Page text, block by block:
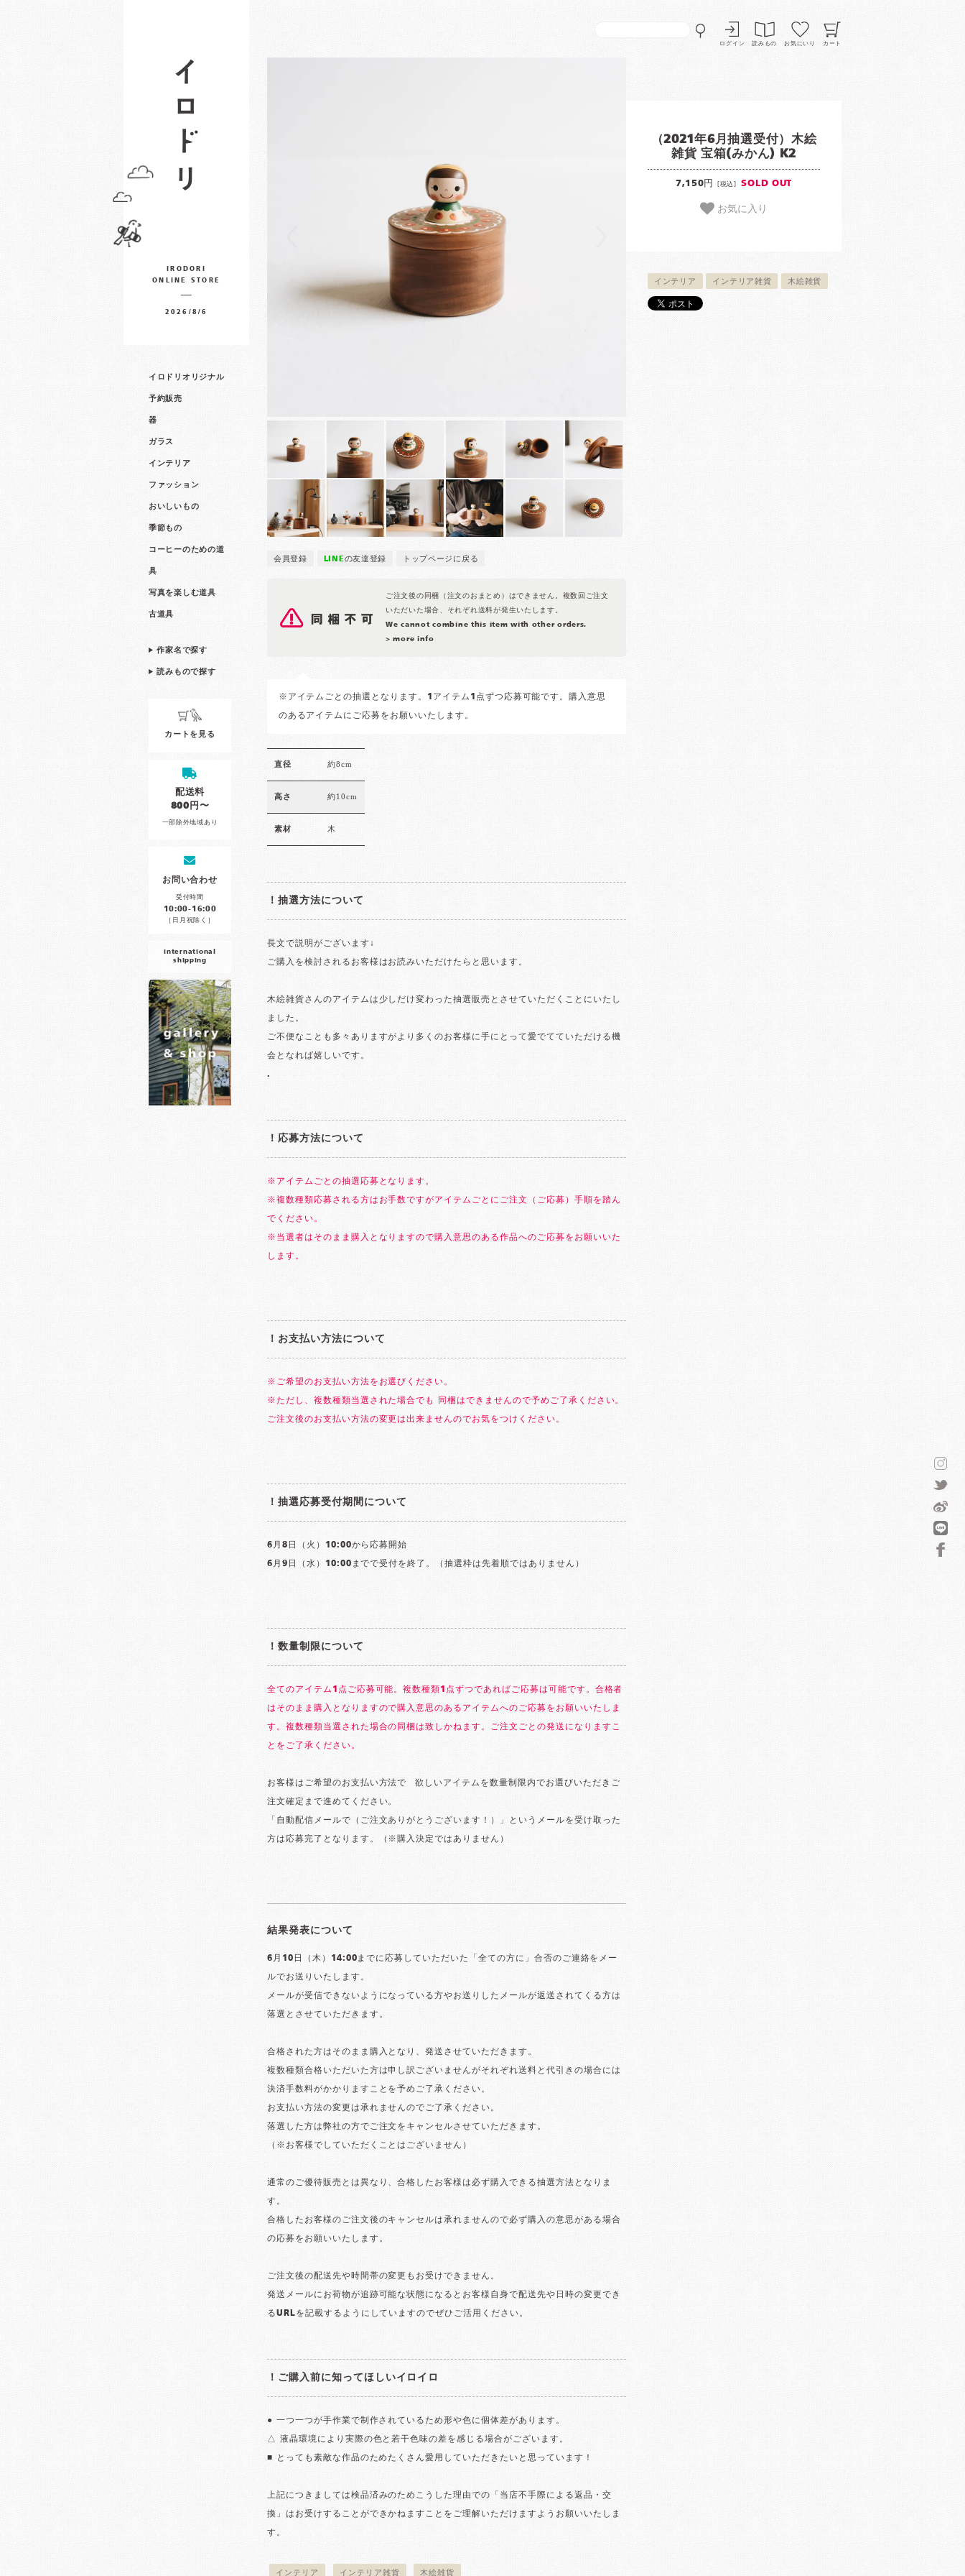
ログイン 読みもの お気にいり カート
IRODORI
ONLINE STORE
2026/8/6
イロドリオリジナル
予約販売
器
ガラス
インテリア
ファッション
おいしいもの
季節もの
コーヒーのための道
具
写真を楽しむ道具
古道具
作家名で探す
読みもので探す
カートを見る
配送料
800円〜
一部除外地域あり
お問い合わせ
受付時間
10:00-16:00
［日月祝除く］
international
shipping
会員登録 LINEの友達登録 トップページに戻る
ご注文後の同梱（注文のおまとめ）はできません。複数回ご注文
いただいた場合、それぞれ送料が発生いたします。
We cannot combine this item with other orders.
> more info
（2021年6月抽選受付）木絵
雑貨 宝箱(みかん) K2
7,150円 [税込] SOLD OUT
お気に入り
インテリア インテリア雑貨 木絵雑貨
※アイテムごとの抽選となります。1アイテム1点ずつ応募可能です。購入意思
のあるアイテムにご応募をお願いいたします。
直径 約8cm
高さ 約10cm
素材 木
！抽選方法について
長文で説明がございます↓
ご購入を検討されるお客様はお読みいただけたらと思います。
木絵雑貨さんのアイテムは少しだけ変わった抽選販売とさせていただくことにいたし
ました。
ご不便なことも多々ありますがより多くのお客様に手にとって愛でてていただける機
会となれば嬉しいです。
.
！応募方法について
※アイテムごとの抽選応募となります。
※複数種類応募される方はお手数ですがアイテムごとにご注文（ご応募）手順を踏ん
でください。
※当選者はそのまま購入となりますので購入意思のある作品へのご応募をお願いいた
します。
！お支払い方法について
※ご希望のお支払い方法をお選びください。
※ただし、複数種類当選された場合でも 同梱はできませんので予めご了承ください。
ご注文後のお支払い方法の変更は出来ませんのでお気をつけください。
！抽選応募受付期間について
6月8日（火）10:00から応募開始
6月9日（水）10:00までで受付を終了。（抽選枠は先着順ではありません）
！数量制限について
全てのアイテム1点ご応募可能。複数種類1点ずつであればご応募は可能です。合格者
はそのまま購入となりますので購入意思のあるアイテムへのご応募をお願いいたしま
す。複数種類当選された場合の同梱は致しかねます。ご注文ごとの発送になりますこ
とをご了承ください。
お客様はご希望のお支払い方法で゙欲しいアイテムを数量制限内でお選びいただきご
注文確定まで進めてください。
「自動配信メールで（ご注文ありがとうございます！）」というメールを受け取った
方は応募完了となります。（※購入決定ではありません）
結果発表について
6月10日（木）14:00までに応募していただいた「全ての方に」合否のご連絡をメー
ルでお送りいたします。
メールが受信できないようになっている方やお送りしたメールが返送されてくる方は
落選とさせていただきます。
合格された方はそのまま購入となり、発送させていただきます。
複数種類合格いただいた方は申し訳ございませんがそれぞれ送料と代引きの場合には
決済手数料がかかりますことを予めご了承ください。
お支払い方法の変更は承れませんのでご了承ください。
落選した方は弊社の方でご注文をキャンセルさせていただきます。
（※お客様でしていただくことはございません）
通常のご優待販売とは異なり、合格したお客様は必ず購入できる抽選方法となりま
す。
合格したお客様のご注文後のキャンセルは承れませんので必ず購入の意思がある場合
の応募をお願いいたします。
ご注文後の配送先や時間帯の変更もお受けできません。
発送メールにお荷物が追跡可能な状態になるとお客様自身で配送先や日時の変更でき
るURLを記載するようにしていますのでぜひご活用ください。
！ご購入前に知ってほしいイロイロ
● 一つ一つが手作業で制作されているため形や色に個体差があります。
△ 液晶環境により実際の色と若干色味の差を感じる場合がございます。
■ とっても素敵な作品のためたくさん愛用していただきたいと思っています！
上記につきましては検品済みのためこうした理由での「当店不手際による返品・交
換」はお受けすることができかねますことをご理解いただけますようお願いいたしま
す。
インテリア インテリア雑貨 木絵雑貨